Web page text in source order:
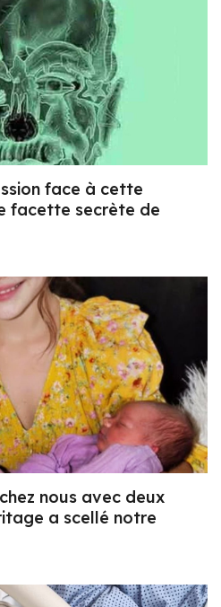
face à cette
facette secrète de
nous avec deux
a scellé notre